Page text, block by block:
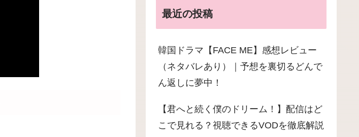
最近の投稿
韓国ドラマ【FACE ME】感想レビュー
（ネタバレあり）｜予想を裏切るどんで
ん返しに夢中！
【君へと続く僕のドリーム！】配信はど
こで見れる？視聴できるVODを徹底解説